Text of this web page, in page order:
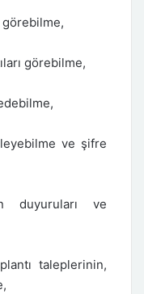
görebilme,
ve şifre
duyuruları ve
taleplerinin,